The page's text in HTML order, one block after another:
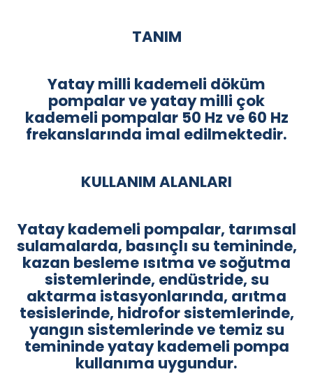
TANIM
Yatay milli kademeli döküm
pompalar ve yatay milli çok
kademeli pompalar 50 Hz ve 60 Hz
frekanslarında imal edilmektedir.
KULLANIM ALANLARI
Yatay kademeli pompalar, tarımsal
sulamalarda, basınçlı su temininde,
kazan besleme ısıtma ve soğutma
sistemlerinde, endüstride, su
aktarma istasyonlarında, arıtma
tesislerinde, hidrofor sistemlerinde,
yangın sistemlerinde ve temiz su
temininde yatay kademeli pompa
kullanıma uygundur.